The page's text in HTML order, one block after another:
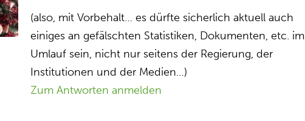
(also, mit Vorbehalt… es dürfte sicherlich aktuell auch
einiges an gefälschten Statistiken, Dokumenten, etc. im
Umlauf sein, nicht nur seitens der Regierung, der
Institutionen und der Medien…)
Zum Antworten anmelden